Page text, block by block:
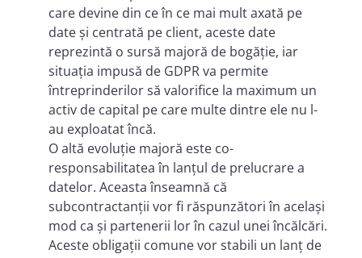
care devine din ce în ce mai mult axată pe
date și centrată pe client, aceste date
reprezintă o sursă majoră de bogăție, iar
situația impusă de GDPR va permite
întreprinderilor să valorifice la maximum un
activ de capital pe care multe dintre ele nu l-
au exploatat încă.
O altă evoluție majoră este co-
responsabilitatea în lanțul de prelucrare a
datelor. Aceasta înseamnă că
subcontractanții vor fi răspunzători în același
mod ca și partenerii lor în cazul unei încălcări.
Aceste obligații comune vor stabili un lanț de